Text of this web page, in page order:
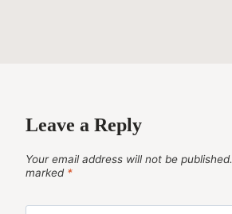
Leave a Reply
Your email address will not be published.
marked *